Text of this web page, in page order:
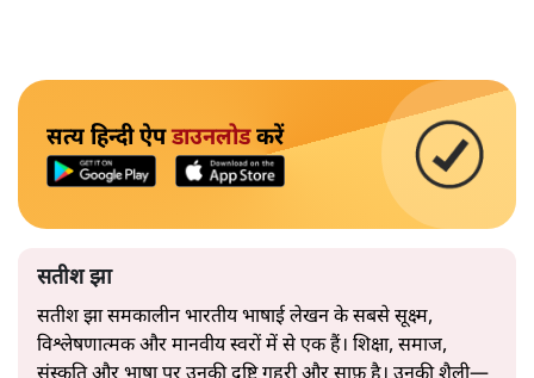
सत्य हिन्दी ऐपडाउनलोडकरें
सतीश झा
सतीश झा समकालीन भारतीय भाषाई लेखन के सबसे सूक्ष्म,
विश्लेषणात्मक और मानवीय स्वरों में से एक हैं। शिक्षा, समाज,